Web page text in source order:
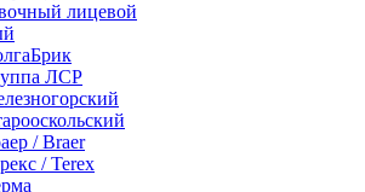
лицевой
ЛСР
/ Braer
/ Terex